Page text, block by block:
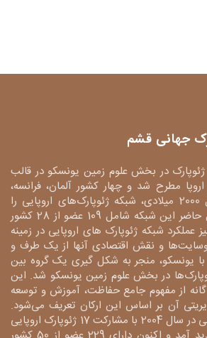
جهانی قشم
ژئوپارک در بخش علوم زمین یونسکو در قالب
مطرح شد و چهار کشور آلمان، فرانسه،
اسپانیا و یونان در سال 2000 میلادی، شبکه ژئوپارک‌های اروپایی را
معرفی نمودند و در حال حاضر این شبکه شامل 109 عضو از 28 کشور
عملکرد شبکه ژئوپارک های اروپایی در زمینه
و نقش اقتصادی آنها از یک طرف و
یونسکو، منجر به شکل گیری یک گروه بین
در بخش علوم زمین یونسکو شد. این
از مفهوم جامع حفاظت، آموزش و توسعه
آن بر اساس این ارکان تعریف می‌شود.
شبکه ژئوپارک های جهانی در سال 2004 با مشارکت 17 ژئوپارک اروپایی